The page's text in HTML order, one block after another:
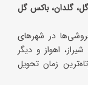
گلدان، باکس گل
در شهرهای
اهواز و دیگر
زمان تحویل